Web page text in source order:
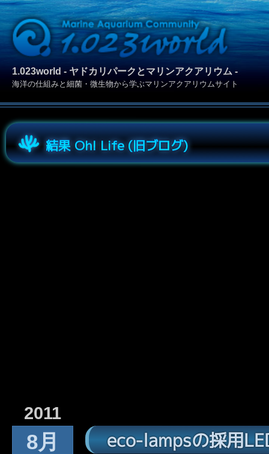
1.023world - ヤドカリパークとマリンアクアリウム -
海洋の仕組みと細菌・微生物から学ぶマリンアクアリウムサイト
結果 Oh! Life (旧ブログ)
2011
8月 eco-lampsの採用